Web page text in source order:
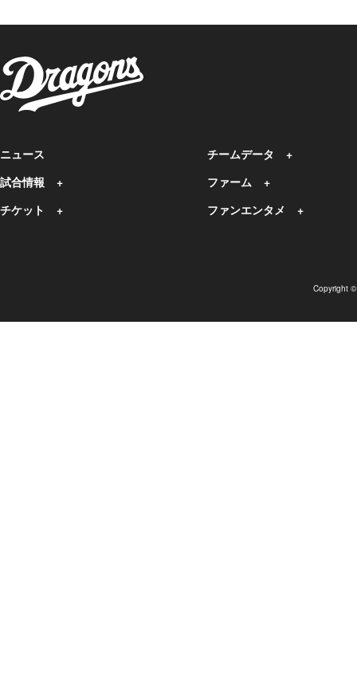
ニュース
試合情報
チケット
チームデータ
ファーム
ファンエンタメ
Copyright